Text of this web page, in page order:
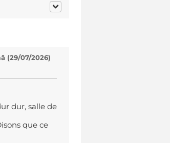
(29/07/2026)
dur, salle de
que ce